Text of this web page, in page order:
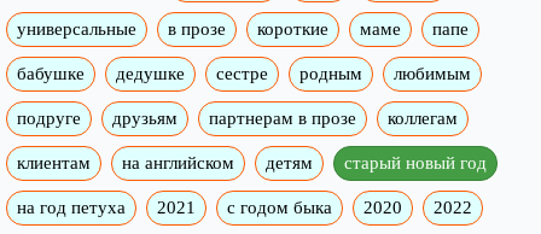
универсальные в прозе короткие маме папе
бабушке дедушке сестре родным любимым
подруге друзьям партнерам в прозе коллегам
клиентам на английском детям старый новый год
на год петуха 2021 с годом быка 2020 2022